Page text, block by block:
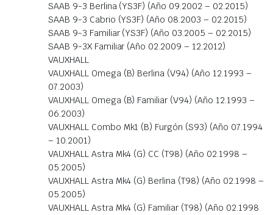
SAAB 9-3 Berlina (YS3F) (Año 09.2002 – 02.2015)
SAAB 9-3 Cabrio (YS3F) (Año 08.2003 – 02.2015)
SAAB 9-3 Familiar (YS3F) (Año 03.2005 – 02.2015)
SAAB 9-3X Familiar (Año 02.2009 – 12.2012)
VAUXHALL
VAUXHALL Omega (B) Berlina (V94) (Año 12.1993 –
07.2003)
VAUXHALL Omega (B) Familiar (V94) (Año 12.1993 –
06.2003)
VAUXHALL Combo Mk1 (B) Furgón (S93) (Año 07.1994
– 10.2001)
VAUXHALL Astra Mk4 (G) CC (T98) (Año 02.1998 –
05.2005)
VAUXHALL Astra Mk4 (G) Berlina (T98) (Año 02.1998 –
05.2005)
VAUXHALL Astra Mk4 (G) Familiar (T98) (Año 02.1998